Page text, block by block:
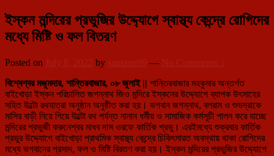
ইস্কন মন্দিরের প্রভুজির উদ্দ্যোগে স্বাস্থ্য কেন্দ্রে রোগিদের
মধ্যে মিষ্টি ও ফল বিতরণ
Posted on July 8, 2022 by santanu99 — No Comments ↓
বিশ্বেশ্বর মজুমদার, শান্তিরবাজার, ০৮ জুলাই || শান্তিরবাজার মহকুমার অন্তর্গত
বাইখোড়া ইস্কন পরিচালিত জগন্নাথ জিও মন্দিরে ইস্কনের উদ্দ্যোগে ব্যাপক উৎসাহের
সহিত উল্টো রথযাত্রা অনুষ্ঠান অনুষ্ঠীত করা হয়। ভগবান জগন্নাথ, বলরাম ও শুভদ্রাকে
মাসির বাড়ী নিয়ে গিয়ে উল্টো রথ পর্যন্ত নানান ধর্মীয় ও সামাজিক কর্মসূচী পালন করে যাচ্ছে
মন্দিরের প্রভুজী করুনেশ্বর মাধব দাস ওরফে কার্তিক প্রভু। এরইমধ্যে শুক্রবার কার্তিক
প্রভুর উদ্দ্যোগে বাইখোড়া প্রাথমিক স্বাস্থ্য কেন্দ্রে চিকিৎসারত অবস্থায় থাকা রোগিদের
মধ্যে ভগবানের প্রসাদ, ফল ও মিষ্টি বিরতণ করা হয়। ইস্কন মন্দিরের প্রভুজির উদ্দ্যোগে